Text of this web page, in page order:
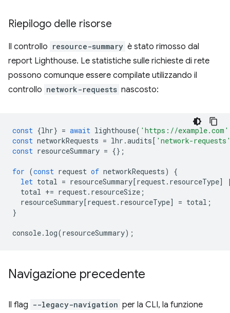
Riepilogo delle risorse
Il controllo resource-summary è stato rimosso dal
report Lighthouse. Le statistiche sulle richieste di rete
possono comunque essere compilate utilizzando il
controllo network-requests nascosto:
const {lhr} = await lighthouse( 'https://example.com'
const networkRequests = lhr .audits[ 'network-
const resourceSummary = {};
for (const request of networkRequests)
{
let total = resourceSummary[request . resourceType]
total += request . resourceSize ;
resourceSummary[request . resourceType] = total ;
}
console. log(resourceSummary);
Navigazione precedente
Il flag --legacy-navigation per la CLI, la funzione